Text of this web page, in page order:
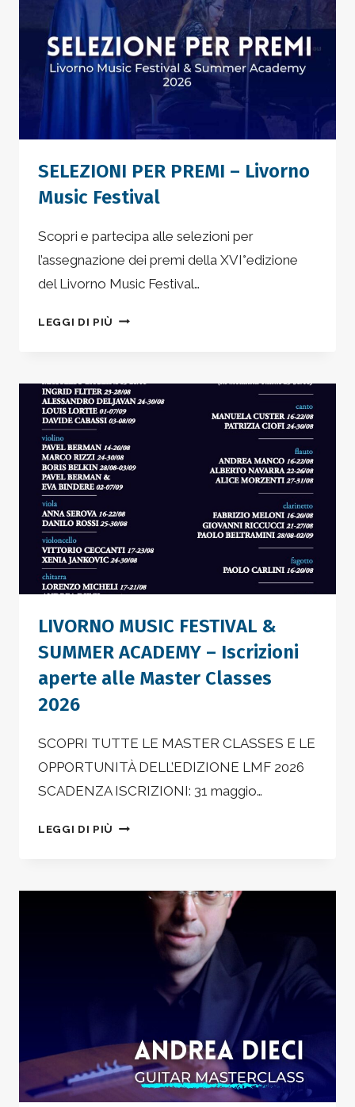
FESTIVAL
SELEZIONI PER PREMI – Livorno
Music Festival
Scopri e partecipa alle selezioni per
l’assegnazione dei premi della XVI°edizione
del Livorno Music Festival…
LEGGI DI PIÙ SELEZIONI
LIVORNO
MUSIC
LIVORNO MUSIC FESTIVAL &
SUMMER ACADEMY – Iscrizioni
aperte alle Master Classes
2026
SCOPRI TUTTE LE MASTER CLASSES E LE
OPPORTUNITÀ DELL’EDIZIONE LMF 2026
SCADENZA ISCRIZIONI: 31 maggio…
LEGGI DI PIÙ LIVORNO
SUMMER
ACADEMY
ISCRIZIONI
2026